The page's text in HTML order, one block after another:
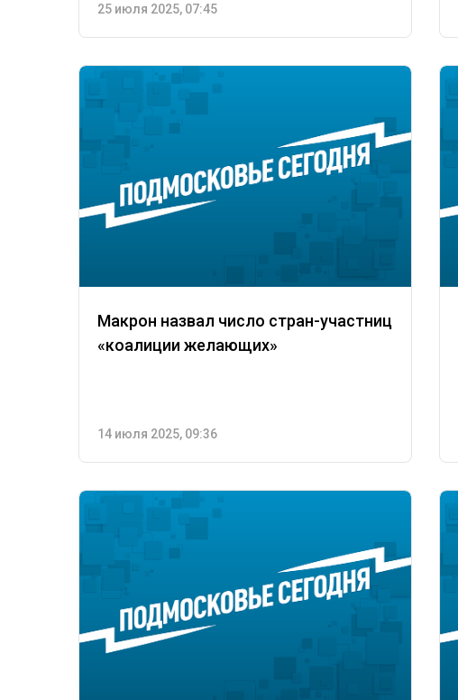
25 июля 2025, 07:45
Макрон назвал число стран-участниц
«коалиции желающих»
14 июля 2025, 09:36